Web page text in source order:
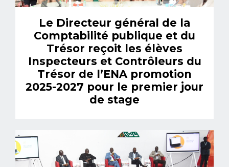
Le Directeur général de la
Comptabilité publique et du
Trésor reçoit les élèves
Inspecteurs et Contrôleurs du
Trésor de l’ENA promotion
2025-2027 pour le premier jour
de stage